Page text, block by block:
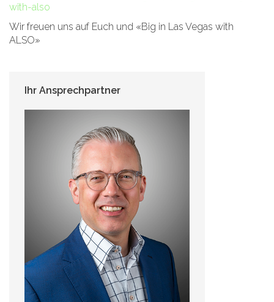
with-also
Wir freuen uns auf Euch und «Big in Las Vegas with
ALSO»
Ihr Ansprechpartner